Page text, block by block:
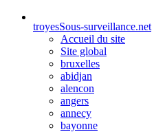
troyesSous-surveillance.net
Accueil du site
Site global
bruxelles
abidjan
alencon
angers
annecy
bayonne